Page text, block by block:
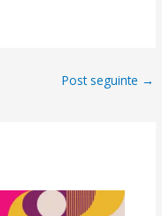
Post seguinte →